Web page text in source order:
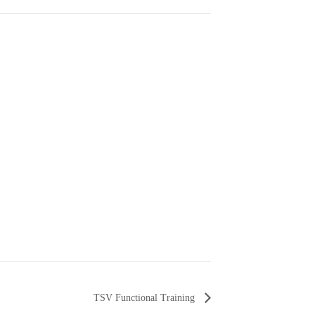
TSV Functional Training